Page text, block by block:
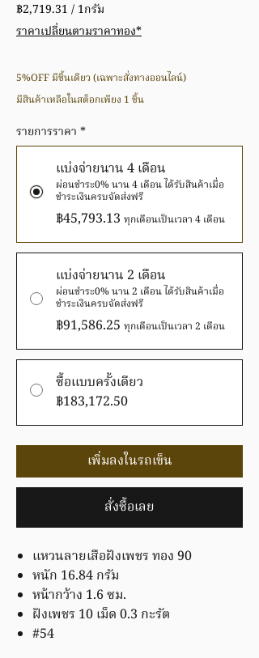
฿2,719.31 / 1กรัม
฿2,719.31
ต่อ
กรัม
ราคาเปลี่ยนตามราคาทอง*
5%OFF มีชิ้นเดียว (เฉพาะสั่งทางออนไลน์)
มีสินค้าเหลือในสต็อกเพียง 1 ชิ้น
รายการราคา *
แบ่งจ่ายนาน 4 เดือน
ผ่อนชำระ0% นาน 4 เดือน ได้รับสินค้าเมื่อ
ชำระเงินครบจัดส่งฟรี
฿45,793.13 ทุกเดือนเป็นเวลา 4 เดือน
แบ่งจ่ายนาน 2 เดือน
ผ่อนชำระ0% นาน 2 เดือน ได้รับสินค้าเมื่อ
ชำระเงินครบจัดส่งฟรี
฿91,586.25 ทุกเดือนเป็นเวลา 2 เดือน
ซื้อแบบครั้งเดียว
฿183,172.50
เพิ่มลงในรถเข็น
สั่งซื้อเลย
แหวนลายเสือฝังเพชร ทอง 90
หนัก 16.84 กรัม
หน้ากว้าง 1.6 ซม.
ฝังเพชร 10 เม็ด 0.3 กะรัต
#54